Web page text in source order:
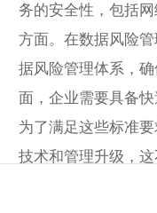
务的安全性，包括
方面。在数据风险
据风险管理体系，
面，企业需要具备快
为了满足这些标准
技术和管理升级，
定水平，还要在管